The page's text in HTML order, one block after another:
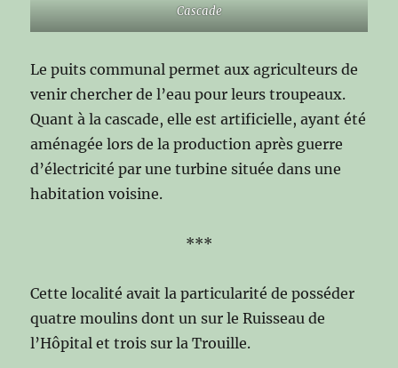
Cascade
Le puits communal permet aux agriculteurs de
venir chercher de l’eau pour leurs troupeaux.
Quant à la cascade, elle est artificielle, ayant été
aménagée lors de la production après guerre
d’électricité par une turbine située dans une
habitation voisine.
***
Cette localité avait la particularité de posséder
quatre moulins dont un sur le Ruisseau de
l’Hôpital et trois sur la Trouille.